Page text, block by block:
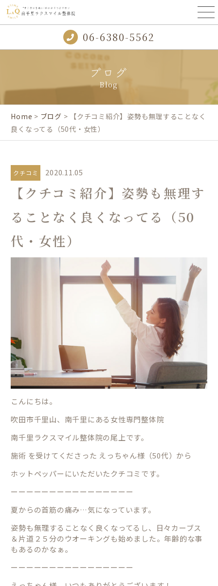
06-6380-5562
ブログ
Blog
Home > ブログ > 【クチコミ紹介】姿勢も無理することなく
良くなってる（50代・女性）
クチコミ 2020.11.05
【クチコミ紹介】姿勢も無理す
ることなく良くなってる（50
代・女性）
こんにちは。
吹田市千里山、南千里にある女性専門整体院
南千里ラクスマイル整体院の尾上です。
施術 を受けてくださった えっちゃん様（50代）から
ホットペッパーにいただいたクチコミです。
ーーーーーーーーーーーーーーーー
夏からの首筋の痛み…気になっています。
姿勢も無理することなく良くなってるし、日々カーブス
＆片道２５分のウオーキングも始めました。年齢的な事
もあるのかなぁ。
ーーーーーーーーーーーーーーーー